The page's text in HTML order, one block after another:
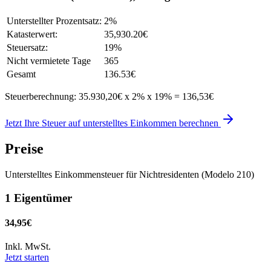
Unterstellter Prozentsatz: 2%
Katasterwert:
35,930.20€
Steuersatz:
19%
Nicht vermietete Tage
365
Gesamt
136.53€
Steuerberechnung: 35.930,20€ x 2% x 19% = 136,53€
Jetzt Ihre Steuer auf unterstelltes Einkommen berechnen
Preise
Unterstelltes Einkommensteuer für Nichtresidenten (Modelo 210)
1 Eigentümer
34,95€
Inkl. MwSt.
Jetzt starten